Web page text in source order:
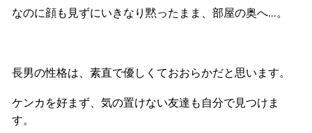
なのに顔も見ずにいきなり黙ったまま、部屋の奥へ…。
長男の性格は、素直で優しくておおらかだと思います。
ケンカを好まず、気の置けない友達も自分で見つけま
す。